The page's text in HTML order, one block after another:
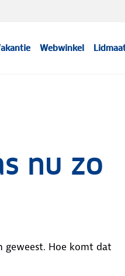
Webwinkel
nu zo
geweest. Hoe komt dat